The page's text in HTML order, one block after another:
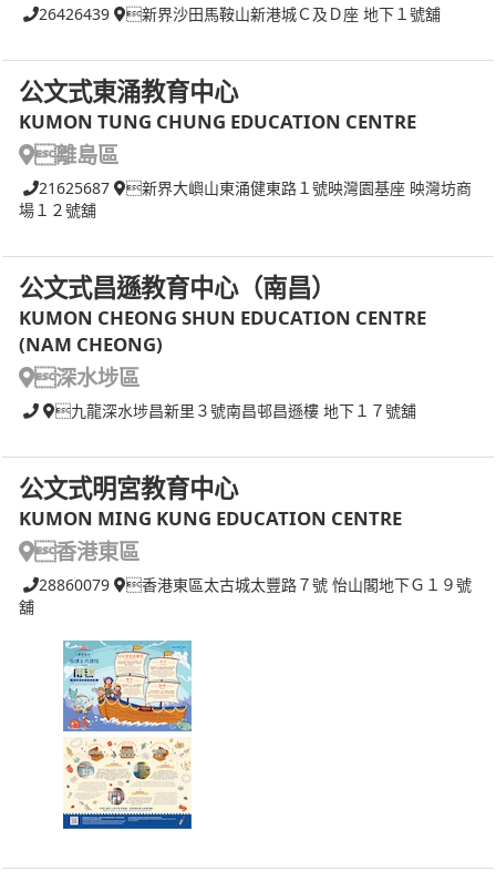
26426439 新界沙田馬鞍山新港城Ｃ及Ｄ座 地下１號舖
公文式東涌教育中心
KUMON TUNG CHUNG EDUCATION CENTRE
離島區
21625687
新界大嶼山東涌健東路１號映灣園基座 映灣坊商
場１２號舖
公文式昌遜教育中心（南昌）
KUMON CHEONG SHUN EDUCATION CENTRE
(NAM CHEONG)
深水埗區
九龍深水埗昌新里３號南昌邨昌遜樓 地下１７號舖
公文式明宮教育中心
KUMON MING KUNG EDUCATION CENTRE
香港東區
28860079
香港東區太古城太豐路７號 怡山閣地下Ｇ１９號
舖